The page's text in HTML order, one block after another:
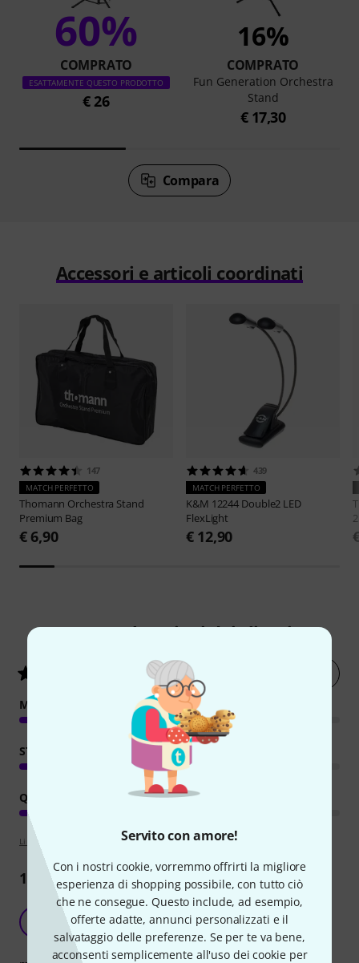
Servito con amore!
Con i nostri cookie, vorremmo offrirti la migliore
esperienza di shopping possibile, con tutto ciò
che ne consegue. Questo include, ad esempio,
offerte adatte, annunci personalizzati e il
salvataggio delle preferenze. Se per te va bene,
acconsenti semplicemente all'uso dei cookie per
60%
COMPRATO
ESATTAMENTE QUESTO PRODOTTO
€ 26
16%
COMPRATO
Fun Generation Orchestra
Stand
€ 17,30
Compara
Accessori e articoli coordinati
147
MATCH PERFETTO
Thomann Orchestra Stand
Premium Bag
€ 6,90
439
MATCH PERFETTO
K&M 12244 Double2 LED
FlexLight
€ 12,90
4021Valutazioni dei clienti
/ 5
MANIPOLAZIONE
STABILITÁ
QUALITÀ
Linee guida per la valutazione
1744Recensioni
Un leggio a lieto fine
BobArt 03.07.2024